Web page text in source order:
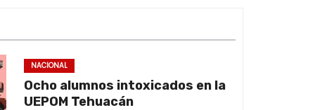
NACIONAL
Ocho alumnos intoxicados en la
UEPOM Tehuacán